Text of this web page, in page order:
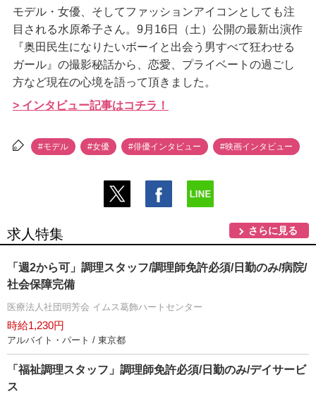
モデル・女優、そしてファッションアイコンとしても注
目される水原希子さん。9月16日（土）公開の最新出演作
『奥田民生になりたいボーイと出会う男すべて狂わせる
ガール』の撮影秘話から、恋愛、プライベートの過ごし
方など現在の心境を語って頂きました。
> インタビュー記事はコチラ！
#モデル #女優 #俳優インタビュー #映画インタビュー
求人特集 さらに見る
「週2から可」調理スタッフ/調理師免許必須/日勤のみ/病院/
社会保障完備
医療法人社団明芳会 イムス葛飾ハートセンター
時給1,230円
アルバイト・パート / 東京都
「福祉調理スタッフ」調理師免許必須/日勤のみ/デイサービ
ス